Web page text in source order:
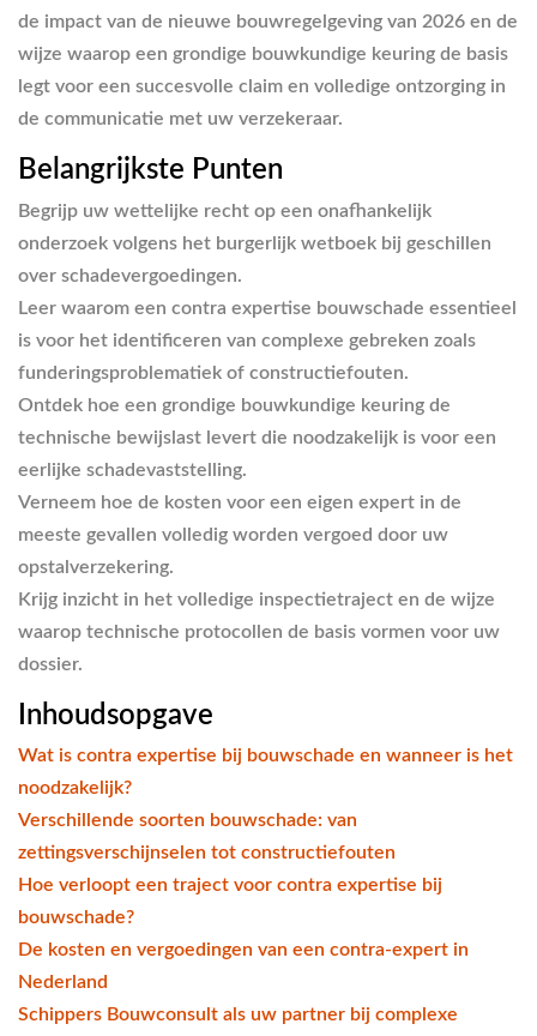
de impact van de nieuwe bouwregelgeving van 2026 en de
wijze waarop een grondige bouwkundige keuring de basis
legt voor een succesvolle claim en volledige ontzorging in
de communicatie met uw verzekeraar.
Belangrijkste Punten
Begrijp uw wettelijke recht op een onafhankelijk
onderzoek volgens het burgerlijk wetboek bij geschillen
over schadevergoedingen.
Leer waarom een contra expertise bouwschade essentieel
is voor het identificeren van complexe gebreken zoals
funderingsproblematiek of constructiefouten.
Ontdek hoe een grondige bouwkundige keuring de
technische bewijslast levert die noodzakelijk is voor een
eerlijke schadevaststelling.
Verneem hoe de kosten voor een eigen expert in de
meeste gevallen volledig worden vergoed door uw
opstalverzekering.
Krijg inzicht in het volledige inspectietraject en de wijze
waarop technische protocollen de basis vormen voor uw
dossier.
Inhoudsopgave
Wat is contra expertise bij bouwschade en wanneer is het
noodzakelijk?
Verschillende soorten bouwschade: van
zettingsverschijnselen tot constructiefouten
Hoe verloopt een traject voor contra expertise bij
bouwschade?
De kosten en vergoedingen van een contra-expert in
Nederland
Schippers Bouwconsult als uw partner bij complexe